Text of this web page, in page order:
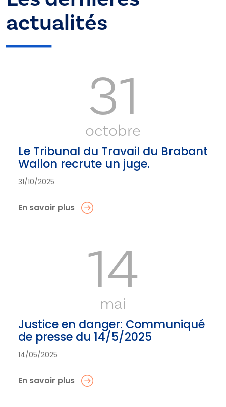
actualités
31
octobre
Le Tribunal du Travail du Brabant
Wallon recrute un juge.
31/10/2025
En savoir plus
14
mai
Justice en danger: Communiqué
de presse du 14/5/2025
14/05/2025
En savoir plus